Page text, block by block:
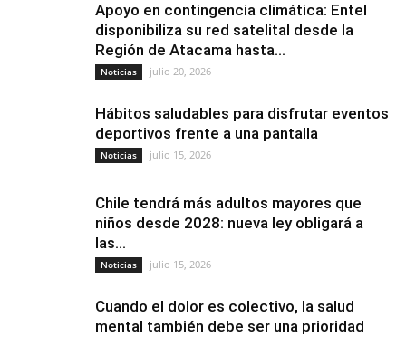
Apoyo en contingencia climática: Entel
disponibiliza su red satelital desde la
Región de Atacama hasta...
Noticias julio 20, 2026
Hábitos saludables para disfrutar eventos
deportivos frente a una pantalla
Noticias julio 15, 2026
Chile tendrá más adultos mayores que
niños desde 2028: nueva ley obligará a
las...
Noticias julio 15, 2026
Cuando el dolor es colectivo, la salud
mental también debe ser una prioridad